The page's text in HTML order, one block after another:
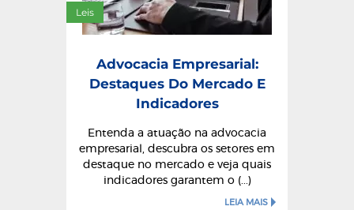
Leis
Advocacia Empresarial:
Destaques Do Mercado E
Indicadores
Entenda a atuação na advocacia
empresarial, descubra os setores em
destaque no mercado e veja quais
indicadores garantem o (...)
LEIA MAIS